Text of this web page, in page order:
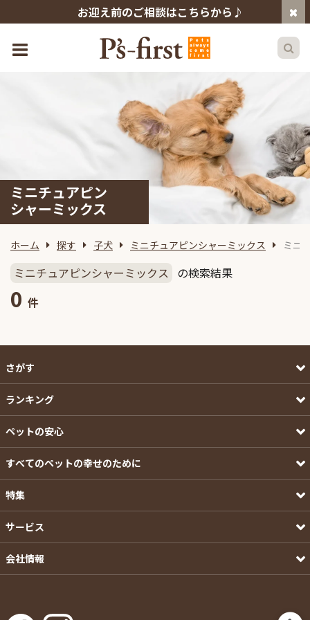
お迎え前のご相談はこちらから♪
ミニチュアピン
シャーミックス
ホーム 探す 子犬 ミニチュアピンシャーミックス ミニ
ミニチュアピンシャーミックス の検索結果
0 件
さがす
ランキング
ペットの安心
すべてのペットの幸せのために
特集
サービス
会社情報